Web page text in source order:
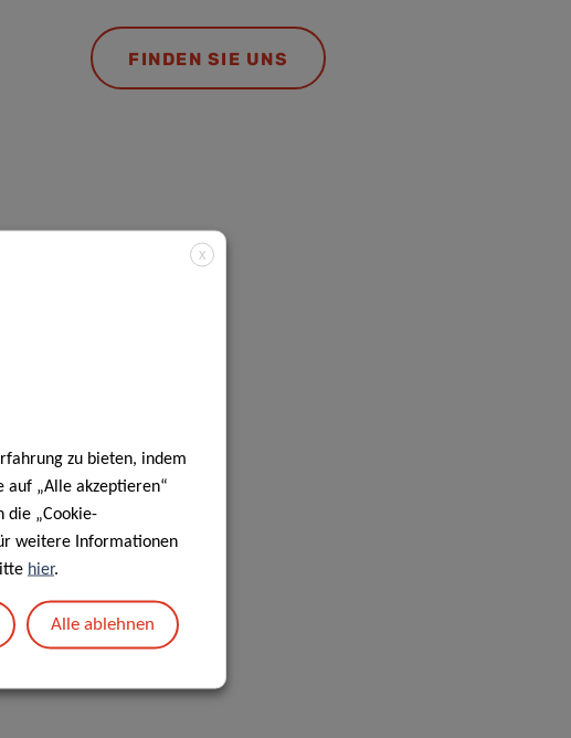
FINDEN SIE UNS
X
zu bieten, indem
auf „Alle akzeptieren“
die „Cookie-
weitere Informationen
hier.
Alle ablehnen